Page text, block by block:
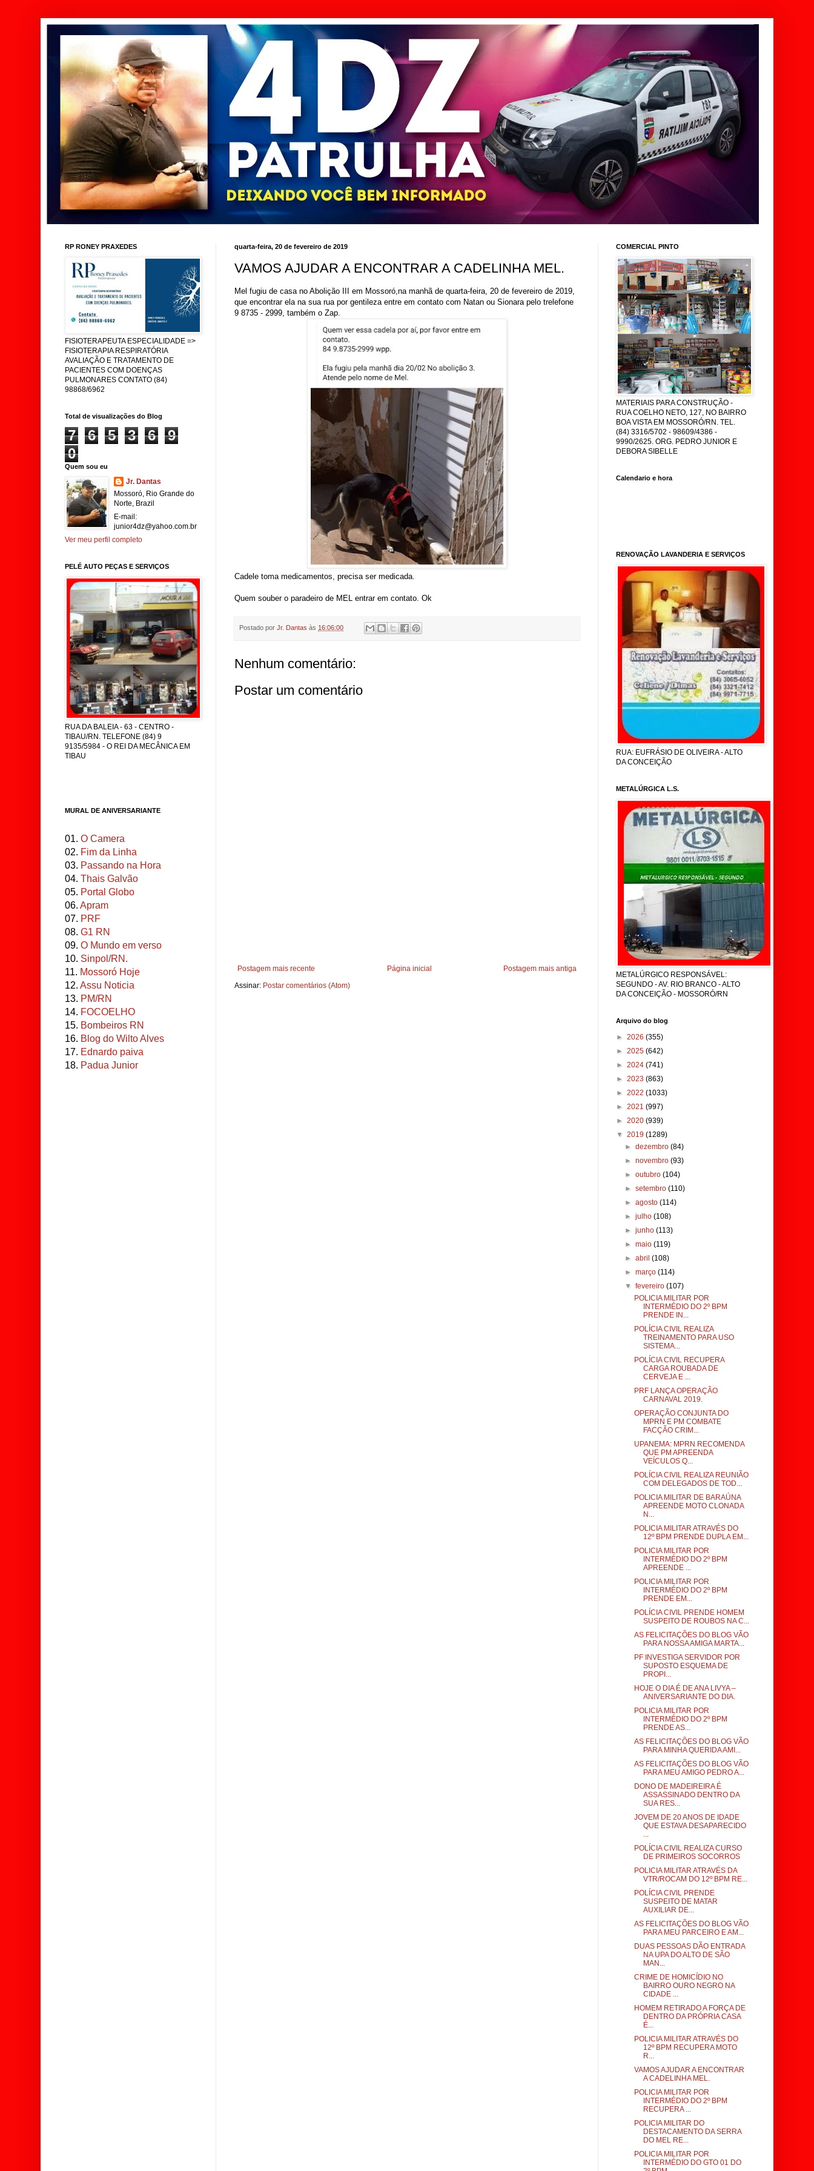
quarta-feira, 20 de fevereiro de 2019
VAMOS AJUDAR A ENCONTRAR A CADELINHA MEL.
Mel fugiu de casa no Abolição III em Mossoró,na manhã de quarta-feira, 20 de fevereiro de 2019,
que encontrar ela na sua rua por gentileza entre em contato com Natan ou Sionara pelo trelefone
9 8735 - 2999, também o Zap.
Cadele toma medicamentos, precisa ser medicada.
Quem souber o paradeiro de MEL entrar em contato. Ok
Postado por Jr. Dantas às 16:06:00
Nenhum comentário:
Postar um comentário
Postagem mais recente Postagem mais antiga
Página inicial
Assinar: Postar comentários (Atom)
RP RONEY PRAXEDES
FISIOTERAPEUTA ESPECIALIDADE =>
FISIOTERAPIA RESPIRATÓRIA
AVALIAÇÃO E TRATAMENTO DE
PACIENTES COM DOENÇAS
PULMONARES CONTATO (84)
98868/6962
Total de visualizações do Blog
7 6 5 3 6
9
0
Quem sou eu
Jr. Dantas
Mossoró, Rio Grande do
Norte, Brazil
E-mail:
junior4dz@yahoo.com.br
Ver meu perfil completo
PELÉ AUTO PEÇAS E SERVIÇOS
RUA DA BALEIA - 63 - CENTRO -
TIBAU/RN. TELEFONE (84) 9
9135/5984 - O REI DA MECÂNICA EM
TIBAU
MURAL DE ANIVERSARIANTE
01. O Camera
02. Fim da Linha
03. Passando na Hora
04. Thais Galvão
05. Portal Globo
06. Apram
07. PRF
08. G1 RN
09. O Mundo em verso
10. Sinpol/RN.
11. Mossoró Hoje
12. Assu Noticia
13. PM/RN
14. FOCOELHO
15. Bombeiros RN
16. Blog do Wilto Alves
17. Ednardo paiva
18. Padua Junior
COMERCIAL PINTO
MATERIAIS PARA CONSTRUÇÃO -
RUA COELHO NETO, 127, NO BAIRRO
BOA VISTA EM MOSSORÓ/RN. TEL.
(84) 3316/5702 - 98609/4386 -
9990/2625. ORG. PEDRO JUNIOR E
DEBORA SIBELLE
Calendario e hora
RENOVAÇÃO LAVANDERIA E SERVIÇOS
RUA: EUFRÁSIO DE OLIVEIRA - ALTO
DA CONCEIÇÃO
METALÚRGICA L.S.
METALÚRGICO RESPONSÁVEL:
SEGUNDO - AV. RIO BRANCO - ALTO
DA CONCEIÇÃO - MOSSORÓ/RN
Arquivo do blog
► 2026 (355)
► 2025 (642)
► 2024 (741)
► 2023 (863)
► 2022 (1033)
► 2021 (997)
► 2020 (939)
▼ 2019 (1289)
►dezembro(84)
►novembro(93)
►outubro(104)
►setembro(110)
►agosto(114)
►julho(108)
►junho(113)
►maio(119)
►abril(108)
►março(114)
▼fevereiro(107)
POLICIA MILITAR POR
INTERMÉDIO DO 2º BPM
PRENDE IN...
POLÍCIA CIVIL REALIZA
TREINAMENTO PARA USO
SISTEMA...
POLÍCIA CIVIL RECUPERA
CARGA ROUBADA DE
CERVEJA E ...
PRF LANÇA OPERAÇÃO
CARNAVAL 2019.
OPERAÇÃO CONJUNTA DO
MPRN E PM COMBATE
FACÇÃO CRIM...
UPANEMA: MPRN RECOMENDA
QUE PM APREENDA
VEÍCULOS Q...
POLÍCIA CIVIL REALIZA REUNIÃO
COM DELEGADOS DE TOD...
POLICIA MILITAR DE BARAÚNA
APREENDE MOTO CLONADA
N...
POLICIA MILITAR ATRAVÉS DO
12º BPM PRENDE DUPLA EM...
POLICIA MILITAR POR
INTERMÉDIO DO 2º BPM
APREENDE ...
POLICIA MILITAR POR
INTERMÉDIO DO 2º BPM
PRENDE EM...
POLÍCIA CIVIL PRENDE HOMEM
SUSPEITO DE ROUBOS NA C...
AS FELICITAÇÕES DO BLOG VÃO
PARA NOSSA AMIGA MARTA...
PF INVESTIGA SERVIDOR POR
SUPOSTO ESQUEMA DE
PROPI...
HOJE O DIA É DE ANA LIVYA –
ANIVERSARIANTE DO DIA.
POLICIA MILITAR POR
INTERMÉDIO DO 2º BPM
PRENDE AS...
AS FELICITAÇÕES DO BLOG VÃO
PARA MINHA QUERIDA AMI...
AS FELICITAÇÕES DO BLOG VÃO
PARA MEU AMIGO PEDRO A...
DONO DE MADEIREIRA É
ASSASSINADO DENTRO DA
SUA RES...
JOVEM DE 20 ANOS DE IDADE
QUE ESTAVA DESAPARECIDO
...
POLÍCIA CIVIL REALIZA CURSO
DE PRIMEIROS SOCORROS
POLICIA MILITAR ATRAVÉS DA
VTR/ROCAM DO 12º BPM RE...
POLÍCIA CIVIL PRENDE
SUSPEITO DE MATAR
AUXILIAR DE...
AS FELICITAÇÕES DO BLOG VÃO
PARA MEU PARCEIRO E AM...
DUAS PESSOAS DÃO ENTRADA
NA UPA DO ALTO DE SÃO
MAN...
CRIME DE HOMICÍDIO NO
BAIRRO OURO NEGRO NA
CIDADE ...
HOMEM RETIRADO A FORÇA DE
DENTRO DA PRÓPRIA CASA
É...
POLICIA MILITAR ATRAVÉS DO
12º BPM RECUPERA MOTO
R...
VAMOS AJUDAR A ENCONTRAR
A CADELINHA MEL.
POLICIA MILITAR POR
INTERMÉDIO DO 2º BPM
RECUPERA ...
POLICIA MILITAR DO
DESTACAMENTO DA SERRA
DO MEL RE...
POLICIA MILITAR POR
INTERMÉDIO DO GTO 01 DO